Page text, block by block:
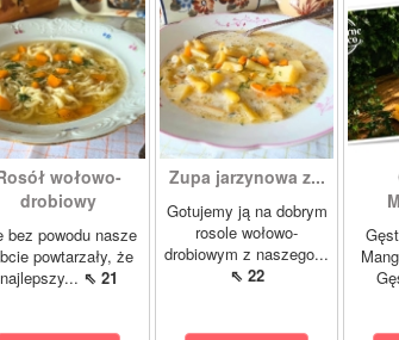
wołowo-
drobiowy
bez powodu nasze
powtarzały, że
najlepszy... ⇖ 21
Zupa jarzynowa z...
Gotujemy ją na dobrym
rosole wołowo-
drobiowym z naszego...
⇖ 22